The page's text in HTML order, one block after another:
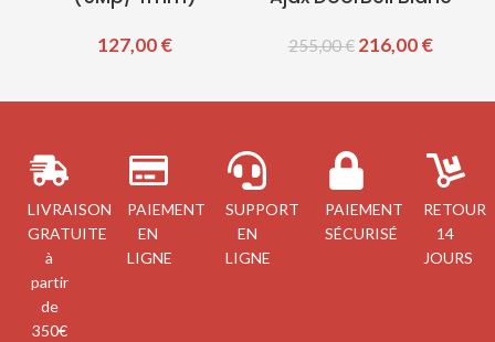
127,00€ 255,00€ 216,00€
LIVRAISON
GRATUITE
à
partir
de
350€
PAIEMENT
EN
LIGNE
SUPPORT
EN
LIGNE
PAIEMENT
SÉCURISÉ
RETOUR
14
JOURS